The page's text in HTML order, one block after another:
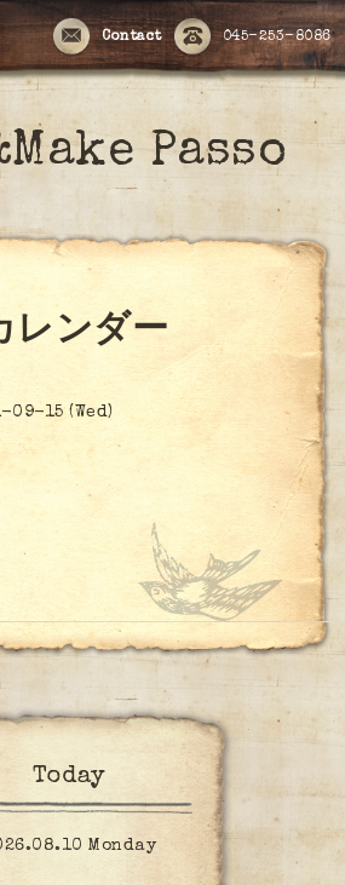
045-253-8086
Contact
Passo
レンダー
09-15 (Wed)
Today
Monday